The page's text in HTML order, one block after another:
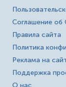
Соглашение
Правила сайта
Политика
Реклама на
Поддержка
О нас